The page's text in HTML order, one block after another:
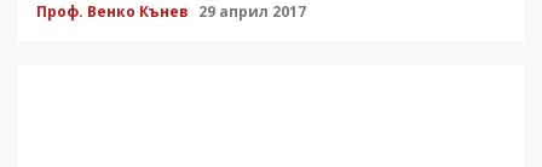
Проф. Венко Кънев 29 април 2017